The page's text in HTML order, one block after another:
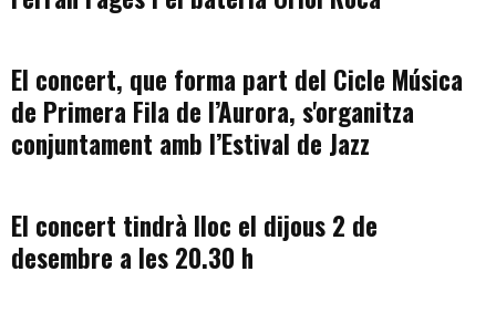
El concert, que forma part del Cicle Música
de Primera Fila de l’Aurora, s'organitza
conjuntament amb l’Estival de Jazz
El concert tindrà lloc el dijous 2 de
desembre a les 20.30 h